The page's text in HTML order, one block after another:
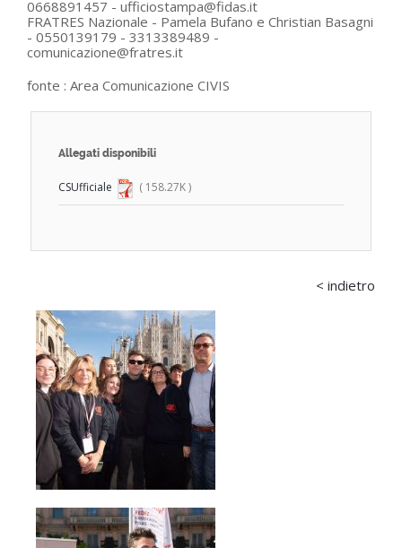
0668891457 - ufficiostampa@fidas.it
FRATRES Nazionale - Pamela Bufano e Christian Basagni
- 0550139179 - 3313389489 -
comunicazione@fratres.it
fonte : Area Comunicazione CIVIS
Allegati disponibili
CSUfficiale ( 158.27K )
< indietro